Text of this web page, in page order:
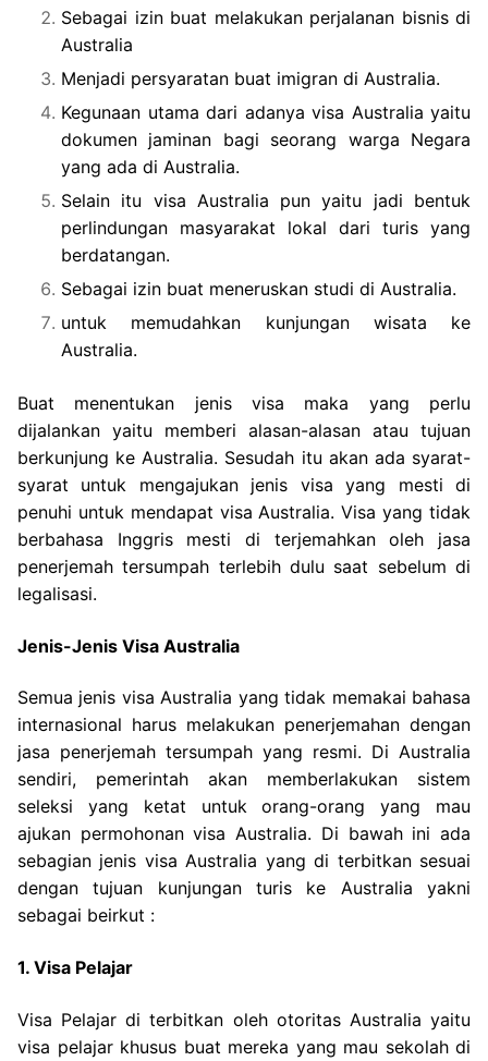
Sebagai izin buat melakukan perjalanan bisnis di
Australia
Menjadi persyaratan buat imigran di Australia.
Kegunaan utama dari adanya visa Australia yaitu
dokumen jaminan bagi seorang warga Negara
yang ada di Australia.
Selain itu visa Australia pun yaitu jadi bentuk
perlindungan masyarakat lokal dari turis yang
berdatangan.
Sebagai izin buat meneruskan studi di Australia.
untuk memudahkan kunjungan wisata ke
Australia.
Buat menentukan jenis visa maka yang perlu
dijalankan yaitu memberi alasan-alasan atau tujuan
berkunjung ke Australia. Sesudah itu akan ada syarat-
syarat untuk mengajukan jenis visa yang mesti di
penuhi untuk mendapat visa Australia. Visa yang tidak
berbahasa Inggris mesti di terjemahkan oleh jasa
penerjemah tersumpah terlebih dulu saat sebelum di
legalisasi.
Jenis-Jenis Visa Australia
Semua jenis visa Australia yang tidak memakai bahasa
internasional harus melakukan penerjemahan dengan
jasa penerjemah tersumpah yang resmi. Di Australia
sendiri, pemerintah akan memberlakukan sistem
seleksi yang ketat untuk orang-orang yang mau
ajukan permohonan visa Australia. Di bawah ini ada
sebagian jenis visa Australia yang di terbitkan sesuai
dengan tujuan kunjungan turis ke Australia yakni
sebagai beirkut :
1. Visa Pelajar
Visa Pelajar di terbitkan oleh otoritas Australia yaitu
visa pelajar khusus buat mereka yang mau sekolah di